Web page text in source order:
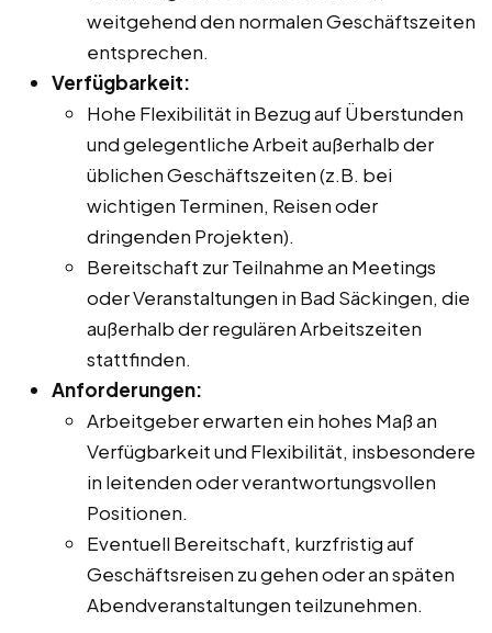
weitgehend den normalen Geschäftszeiten
entsprechen.
Verfügbarkeit:
Hohe Flexibilität in Bezug auf Überstunden
und gelegentliche Arbeit außerhalb der
üblichen Geschäftszeiten (z.B. bei
wichtigen Terminen, Reisen oder
dringenden Projekten).
Bereitschaft zur Teilnahme an Meetings
oder Veranstaltungen in Bad Säckingen, die
außerhalb der regulären Arbeitszeiten
stattfinden.
Anforderungen:
Arbeitgeber erwarten ein hohes Maß an
Verfügbarkeit und Flexibilität, insbesondere
in leitenden oder verantwortungsvollen
Positionen.
Eventuell Bereitschaft, kurzfristig auf
Geschäftsreisen zu gehen oder an späten
Abendveranstaltungen teilzunehmen.